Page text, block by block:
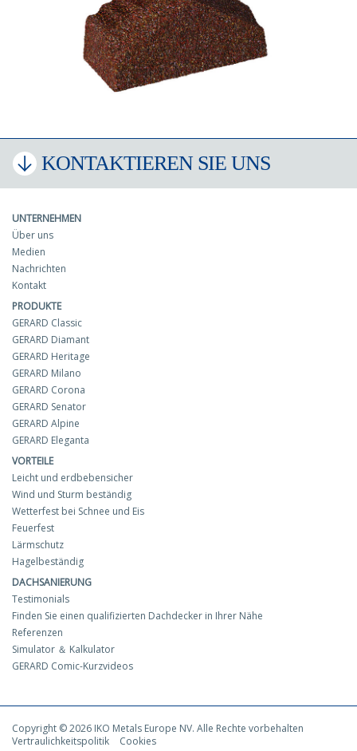
KONTAKTIEREN SIE UNS
UNTERNEHMEN
Über uns
Medien
Nachrichten
Kontakt
PRODUKTE
GERARD Classic
GERARD Diamant
GERARD Heritage
GERARD Milano
GERARD Corona
GERARD Senator
GERARD Alpine
GERARD Eleganta
VORTEILE
Leicht und erdbebensicher
Wind und Sturm beständig
Wetterfest bei Schnee und Eis
Feuerfest
Lärmschutz
Hagelbeständig
DACHSANIERUNG
Testimonials
Finden Sie einen qualifizierten Dachdecker in Ihrer Nähe
Referenzen
Simulator ＆ Kalkulator
GERARD Comic-Kurzvideos
Copyright © 2026 IKO Metals Europe NV. Alle Rechte vorbehalten
Vertraulichkeitspolitik
Cookies